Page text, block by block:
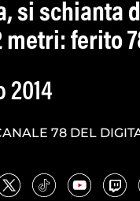
si schianta
metri: ferito
2014
78 DEL